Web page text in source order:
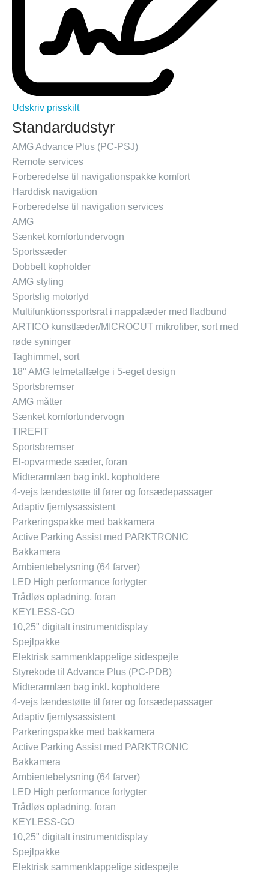
Udskriv prisskilt
Standardudstyr
AMG Advance Plus (PC-PSJ)
Remote services
Forberedelse til navigationspakke komfort
Harddisk navigation
Forberedelse til navigation services
AMG
Sænket komfortundervogn
Sportssæder
Dobbelt kopholder
AMG styling
Sportslig motorlyd
Multifunktionssportsrat i nappalæder med fladbund
ARTICO kunstlæder/MICROCUT mikrofiber, sort med
røde syninger
Taghimmel, sort
18" AMG letmetalfælge i 5-eget design
Sportsbremser
AMG måtter
Sænket komfortundervogn
TIREFIT
Sportsbremser
El-opvarmede sæder, foran
Midterarmlæn bag inkl. kopholdere
4-vejs lændestøtte til fører og forsædepassager
Adaptiv fjernlysassistent
Parkeringspakke med bakkamera
Active Parking Assist med PARKTRONIC
Bakkamera
Ambientebelysning (64 farver)
LED High performance forlygter
Trådløs opladning, foran
KEYLESS-GO
10,25" digitalt instrumentdisplay
Spejlpakke
Elektrisk sammenklappelige sidespejle
Styrekode til Advance Plus (PC-PDB)
Midterarmlæn bag inkl. kopholdere
4-vejs lændestøtte til fører og forsædepassager
Adaptiv fjernlysassistent
Parkeringspakke med bakkamera
Active Parking Assist med PARKTRONIC
Bakkamera
Ambientebelysning (64 farver)
LED High performance forlygter
Trådløs opladning, foran
KEYLESS-GO
10,25" digitalt instrumentdisplay
Spejlpakke
Elektrisk sammenklappelige sidespejle